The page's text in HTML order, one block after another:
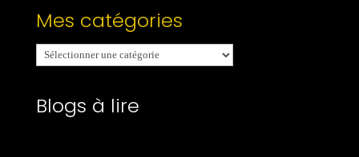
Mes catégories
Mes
catégories
Blogs à lire